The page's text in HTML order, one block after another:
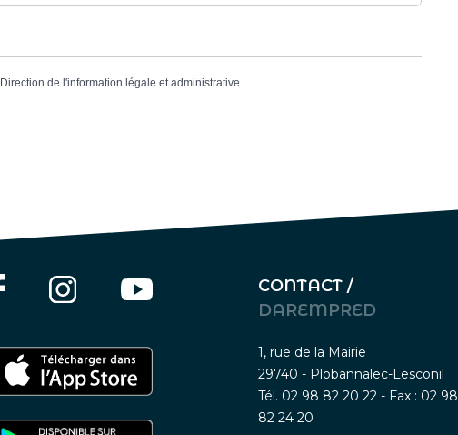
Direction de l'information légale et administrative
CONTACT /
DAREMPRED
1, rue de la Mairie
29740 - Plobannalec-Lesconil
Tél. 02 98 82 20 22 - Fax : 02 98
82 24 20